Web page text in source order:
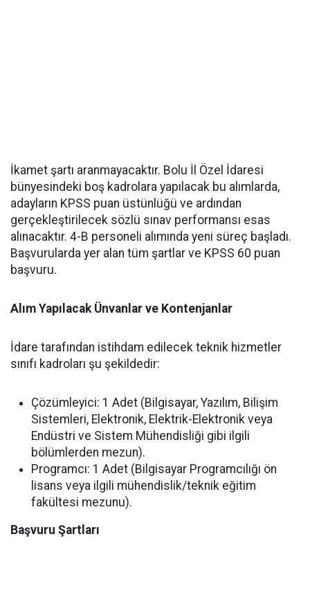
İkamet şartı aranmayacaktır. Bolu İl Özel İdaresi
bünyesindeki boş kadrolara yapılacak bu alımlarda,
adayların KPSS puan üstünlüğü ve ardından
gerçekleştirilecek sözlü sınav performansı esas
alınacaktır. 4-B personeli alımında yeni süreç başladı.
Başvurularda yer alan tüm şartlar ve KPSS 60 puan
başvuru.
Alım Yapılacak Ünvanlar ve Kontenjanlar
İdare tarafından istihdam edilecek teknik hizmetler
sınıfı kadroları şu şekildedir:
Çözümleyici: 1 Adet (Bilgisayar, Yazılım, Bilişim
Sistemleri, Elektronik, Elektrik-Elektronik veya
Endüstri ve Sistem Mühendisliği gibi ilgili
bölümlerden mezun).
Programcı: 1 Adet (Bilgisayar Programcılığı ön
lisans veya ilgili mühendislik/teknik eğitim
fakültesi mezunu).
Başvuru Şartları